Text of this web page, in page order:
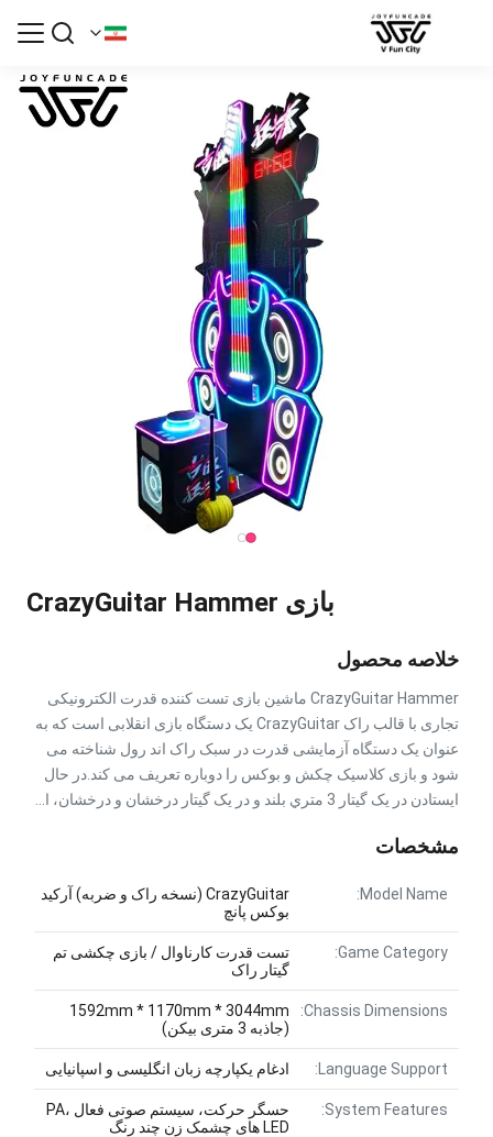
بازی CrazyGuitar Hammer
خلاصه محصول
CrazyGuitar Hammer ماشین بازی تست کننده قدرت الکترونیکی
تجاری با قالب راک CrazyGuitar یک دستگاه بازی انقلابی است که به
عنوان یک دستگاه آزمایشی قدرت در سبک راک اند رول شناخته می
شود و بازی کلاسیک چکش و بوکس را دوباره تعریف می کند.در حال
ايستادن در يک گيتار 3 متري بلند و در يک گيتار درخشان و درخشان، ا...
مشخصات
Model Name:
CrazyGuitar (نسخه راک و ضربه) آرکید
بوکس پانچ
Game Category:
تست قدرت کارناوال / بازی چکشی تم
گیتار راک
Chassis Dimensions:
1592mm * 1170mm * 3044mm
(جاذبه 3 متری بیکن)
Language Support: ادغام یکپارچه زبان انگلیسی و اسپانیایی
System Features:
حسگر حرکت، سیستم صوتی فعال PA،
LED های چشمک زن چند رنگ